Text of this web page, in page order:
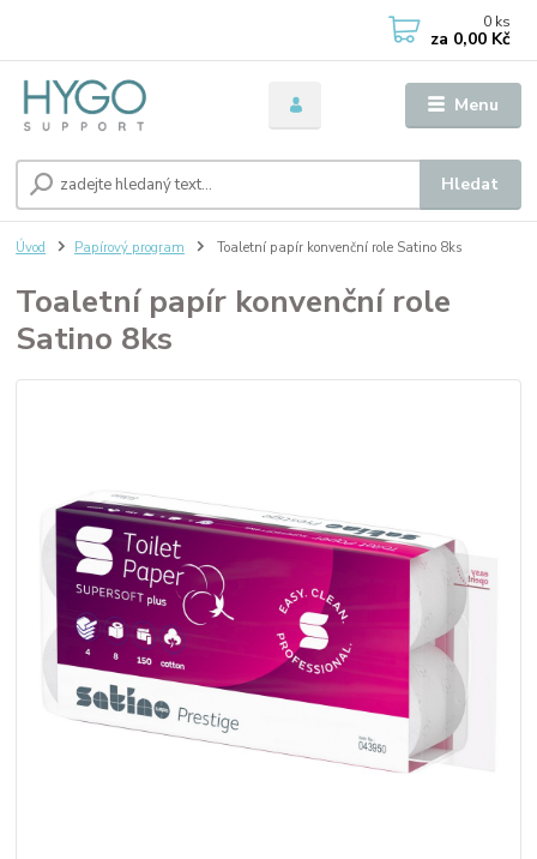
Menu
Hledat
0 ks
za 0,00 Kč
Úvod Papírový program Toaletní papír konvenční role Satino 8ks
Toaletní papír konvenční role
Satino 8ks